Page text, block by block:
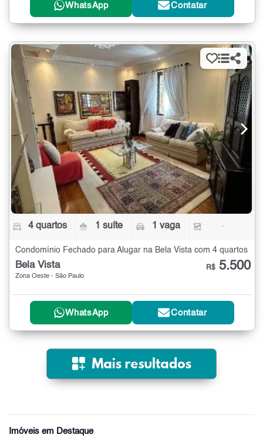
WhatsApp Contatar
4 quartos 1 suíte 1 vaga -
Condomínio Fechado para Alugar na Bela Vista com 4 quartos
Bela Vista
Zona Oeste - São Paulo
R$ 5.500
WhatsApp Contatar
Imóveis em Destaque